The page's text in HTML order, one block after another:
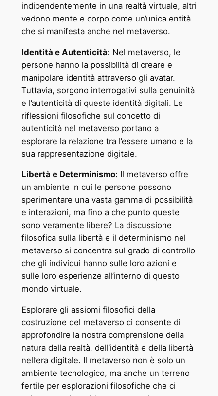
indipendentemente in una realtà virtuale, altri
vedono mente e corpo come un’unica entità
che si manifesta anche nel metaverso.
Identità e Autenticità: Nel metaverso, le
persone hanno la possibilità di creare e
manipolare identità attraverso gli avatar.
Tuttavia, sorgono interrogativi sulla genuinità
e l’autenticità di queste identità digitali. Le
riflessioni filosofiche sul concetto di
autenticità nel metaverso portano a
esplorare la relazione tra l’essere umano e la
sua rappresentazione digitale.
Libertà e Determinismo: Il metaverso offre
un ambiente in cui le persone possono
sperimentare una vasta gamma di possibilità
e interazioni, ma fino a che punto queste
sono veramente libere? La discussione
filosofica sulla libertà e il determinismo nel
metaverso si concentra sul grado di controllo
che gli individui hanno sulle loro azioni e
sulle loro esperienze all’interno di questo
mondo virtuale.
Esplorare gli assiomi filosofici della
costruzione del metaverso ci consente di
approfondire la nostra comprensione della
natura della realtà, dell’identità e della libertà
nell’era digitale. Il metaverso non è solo un
ambiente tecnologico, ma anche un terreno
fertile per esplorazioni filosofiche che ci